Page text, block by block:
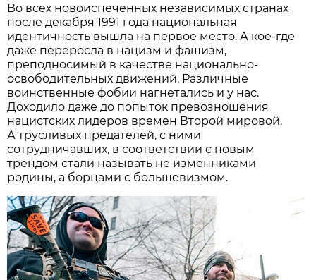
Во всех новоиспеченных независимых странах
после декабря 1991 года национальная
идентичность вышла на первое место. А кое-где
даже переросла в нацизм и фашизм,
преподносимый в качестве национально-
освободительных движений. Различные
воинственные фобии нагнетались и у нас.
Доходило даже до попыток превозношения
нацистских лидеров времен Второй мировой.
А трусливых предателей, с ними
сотрудничавших, в соответствии с новым
трендом стали называть не изменниками
родины, а борцами с большевизмом.